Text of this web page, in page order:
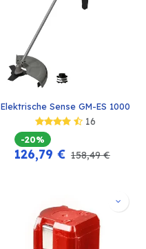
Elektrische Sense GM-ES 1000
16
-20%
126,79 € 158,49€